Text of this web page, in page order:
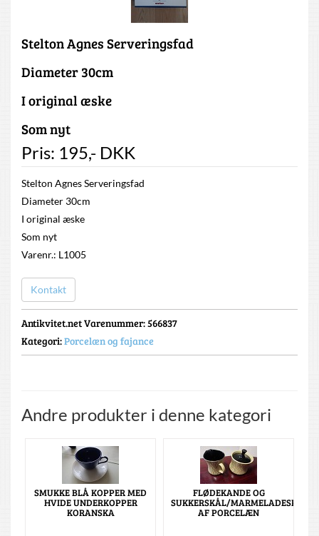
Stelton Agnes Serveringsfad
Diameter 30cm
I original æske
Som nyt
Pris: 195,- DKK
Stelton Agnes Serveringsfad
Diameter 30cm
I original æske
Som nyt
Varenr.: L1005
Kontakt
Antikvitet.net Varenummer: 566837
Kategori:Porcelæn og fajance
Andre produkter i denne kategori
SMUKKE BLÅ KOPPER MED
HVIDE UNDERKOPPER
KORANSKA
FLØDEKANDE OG
SUKKERSKÅL/MARMELADESKÅL
AF PORCELÆN